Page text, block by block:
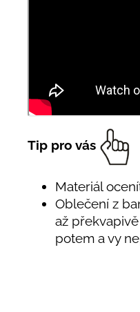
Tip pro vás
Materiál
Oblečení z
až
potem a vy